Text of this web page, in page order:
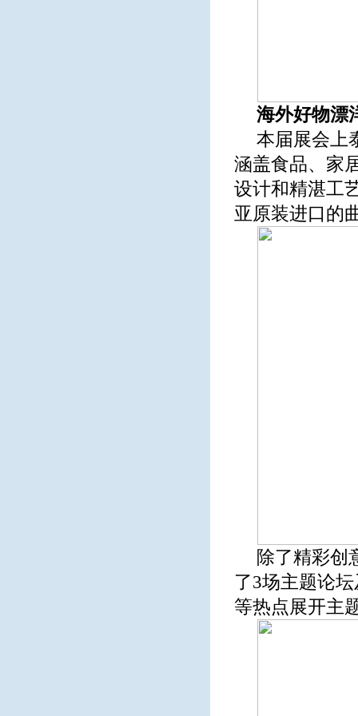
海外好物漂
本届展会上
涵盖食品、家
设计和精湛工
亚原装进口的
除了精彩创
了3场主题论
等热点展开主